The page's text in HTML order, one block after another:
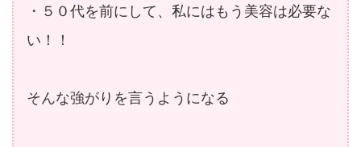
・５０代を前にして、私にはもう美容は必要な
い！！
そんな強がりを言うようになる